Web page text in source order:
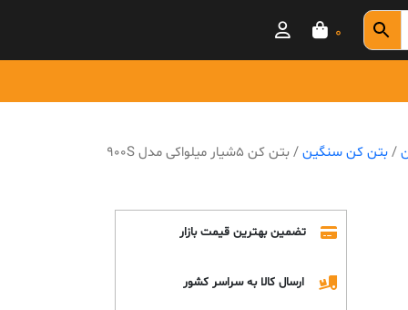
0
/بتن کن سنگین / بتن کن 5شیار میلواکی مدل 900S
تضمین بهترین قیمت بازار
ارسال کالا به سراسر کشور